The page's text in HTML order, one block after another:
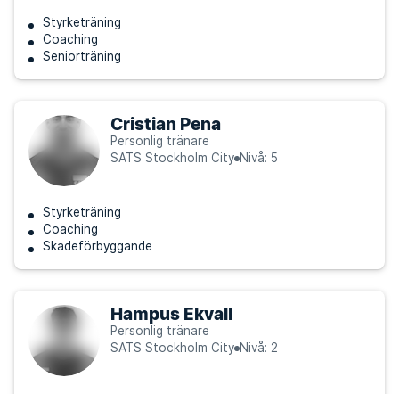
Styrketräning
Coaching
Seniorträning
Cristian Pena
Personlig tränare
SATS Stockholm City Nivå: 5
Styrketräning
Coaching
Skadeförbyggande
Hampus Ekvall
Personlig tränare
SATS Stockholm City Nivå: 2